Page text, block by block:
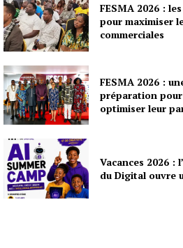
FESMA 2026 :
pour maximiser
commerciales
FESMA 2026 :
préparation
optimiser leur
Vacances 2026 :
du Digital ouvre